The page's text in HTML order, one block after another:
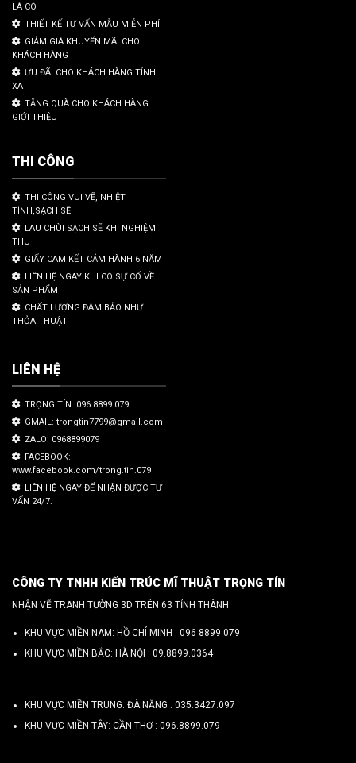
LÀ CÓ
THIẾT KẾ TƯ VẤN MẪU MIỄN PHÍ
GIẢM GIÁ KHUYẾN MÃI CHO
KHÁCH HÀNG
ƯU ĐÃI CHO KHÁCH HÀNG TỈNH
XA
TẶNG QUÀ CHO KHÁCH HÀNG
GIỚI THIỆU
THI CÔNG
THI CÔNG VUI VẼ, NHIỆT
TÌNH,SẠCH SẼ
LAU CHÙI SẠCH SẼ KHI NGHIỆM
THU
GIẤY CAM KẾT CẢM HÀNH 6 NĂM
LIÊN HỆ NGAY KHI CÓ SỰ CỐ VỀ
SẢN PHẨM
CHẤT LƯỢNG ĐÀM BẢO NHƯ
THỎA THUẬT
LIÊN HỆ
TRỌNG TÍN: 096.8899.079
GMAIL: trongtin7799@gmail.com
ZALO: 0968899079
FACEBOOK:
www.facebook.com/trong.tin.079
LIÊN HỆ NGAY ĐỂ NHẬN ĐƯỢC TƯ
VẤN 24/7.
CÔNG TY TNHH KIẾN TRÚC MĨ THUẬT TRỌNG TÍN
NHẬN VẼ TRANH TƯỜNG 3D TRÊN 63 TỈNH THÀNH
KHU VỰC MIỀN NAM: HỒ CHÍ MINH : 096 8899 079
KHU VỰC MIỀN BẮC: HÀ NỘI : 09.8899.0364
KHU VỰC MIỀN TRUNG: ĐÀ NẴNG : 035.3427.097
KHU VỰC MIỀN TÂY: CẦN THƠ : 096.8899.079